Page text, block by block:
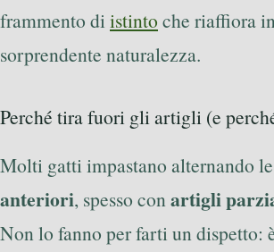
frammento di istinto che riaffiora
sorprendente naturalezza.
Perché tira fuori gli artigli (e
Molti gatti impastano alternando le
anteriori, spesso conartigli
Non lo fanno per farti un dispetto: